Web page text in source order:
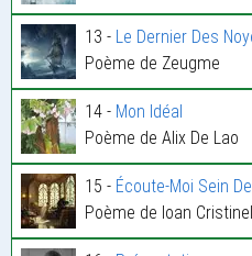
13 - Le Dernier Des
Poème de Zeugme
14 - Mon Idéal
Poème de Alix De Lao
15 - Écoute-Moi Sein
Poème de Ioan Cristinel